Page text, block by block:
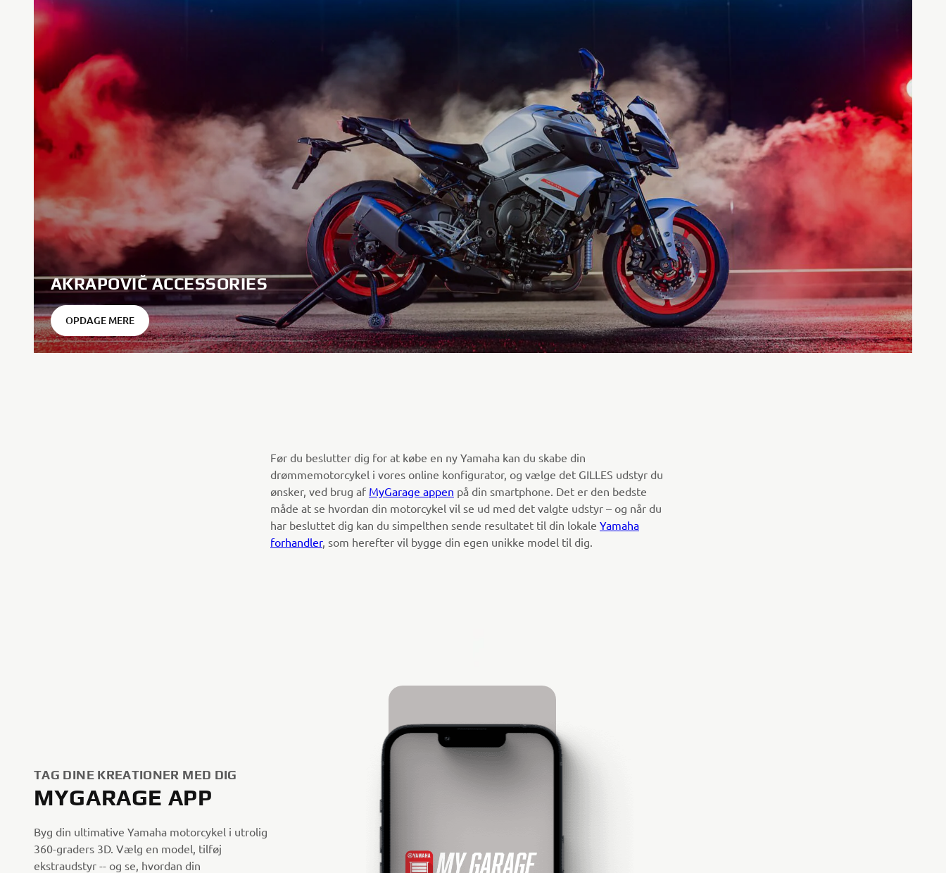
AKRAPOVIČ ACCESSORIES
OPDAGE MERE
Før du beslutter dig for at købe en ny Yamaha kan du skabe din
drømmemotorcykel i vores online konfigurator, og vælge det GILLES udstyr du
ønsker, ved brug af MyGarage appen på din smartphone. Det er den bedste
måde at se hvordan din motorcykel vil se ud med det valgte udstyr – og når du
har besluttet dig kan du simpelthen sende resultatet til din lokale Yamaha
forhandler, som herefter vil bygge din egen unikke model til dig.
TAG DINE KREATIONER MED DIG
MYGARAGE APP
Byg din ultimative Yamaha motorcykel i utrolig
360-graders 3D. Vælg en model, tilføj
ekstraudstyr -- og se, hvordan din